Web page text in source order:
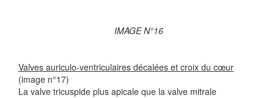
IMAGE N°16
Valves auriculo-ventriculaires décalées et croix du cœur
(image n°17)
La valve tricuspide plus apicale que la valve mitrale